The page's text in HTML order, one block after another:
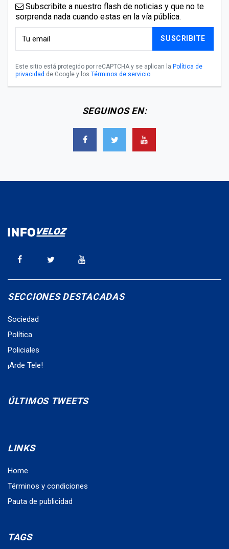
Subscribite a nuestro flash de noticias y que no te
sorprenda nada cuando estas en la vía pública.
SUSCRIBITE
Este sitio está protegido por reCAPTCHA y se aplican la Política de
privacidad de Google y los Términos de servicio.
SEGUINOS EN:
SECCIONES DESTACADAS
Sociedad
Política
Policiales
¡Arde Tele!
ÚLTIMOS TWEETS
LINKS
Home
Términos y condiciones
Pauta de publicidad
TAGS